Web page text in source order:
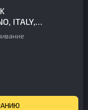
ITALY,